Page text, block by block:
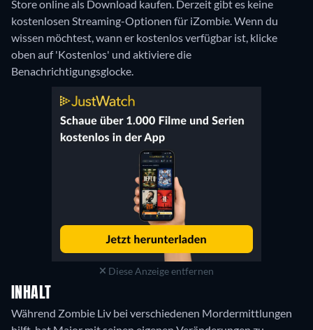
Store online als Download kaufen. Derzeit gibt es keine
kostenlosen Streaming-Optionen für iZombie. Wenn du
wissen möchtest, wann er kostenlos verfügbar ist, klicke
oben auf 'Kostenlos' und aktiviere die
Benachrichtigungsglocke.
Diese Anzeige entfernen
INHALT
Während Zombie Liv bei verschiedenen Mordermittlungen